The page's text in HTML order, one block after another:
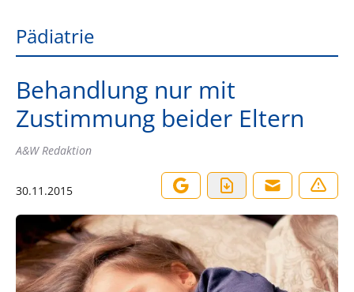
Pädiatrie
Behandlung nur mit
Zustimmung beider Eltern
A&W Redaktion
30.11.2015